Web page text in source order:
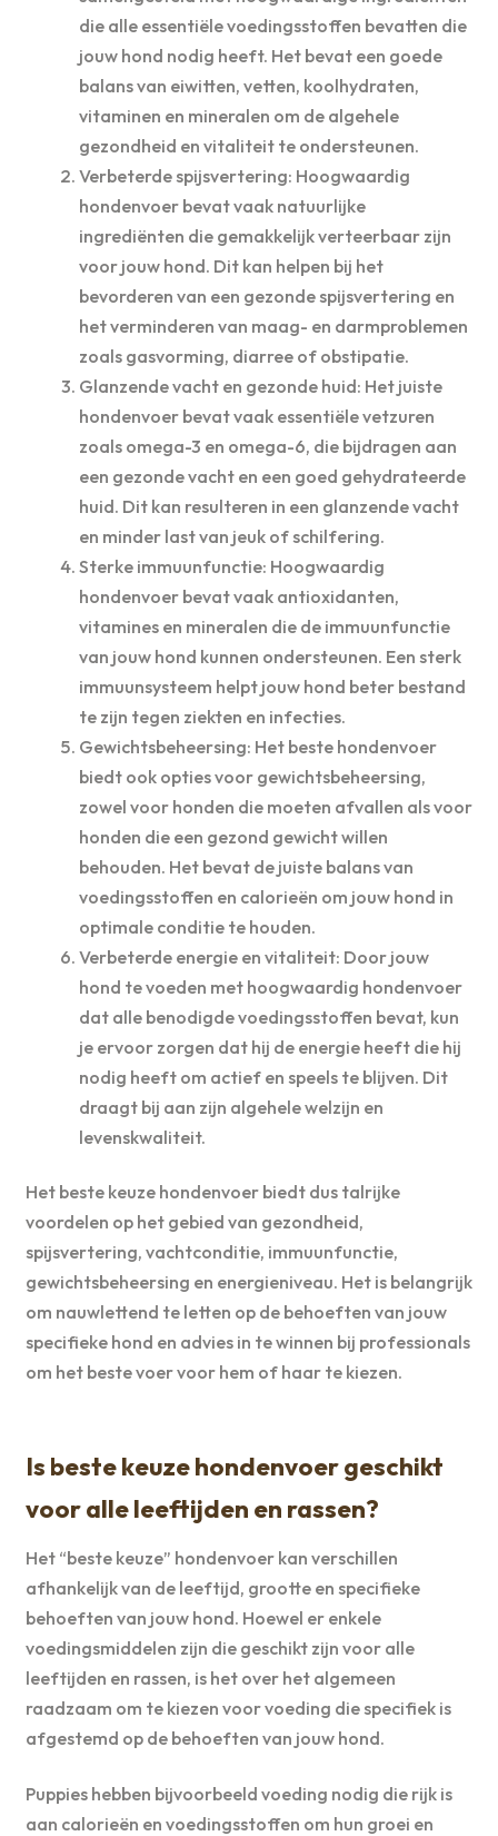
die alle essentiële voedingsstoffen bevatten die
jouw hond nodig heeft. Het bevat een goede
balans van eiwitten, vetten, koolhydraten,
vitaminen en mineralen om de algehele
gezondheid en vitaliteit te ondersteunen.
Verbeterde spijsvertering: Hoogwaardig
hondenvoer bevat vaak natuurlijke
ingrediënten die gemakkelijk verteerbaar zijn
voor jouw hond. Dit kan helpen bij het
bevorderen van een gezonde spijsvertering en
het verminderen van maag- en darmproblemen
zoals gasvorming, diarree of obstipatie.
Glanzende vacht en gezonde huid: Het juiste
hondenvoer bevat vaak essentiële vetzuren
zoals omega-3 en omega-6, die bijdragen aan
een gezonde vacht en een goed gehydrateerde
huid. Dit kan resulteren in een glanzende vacht
en minder last van jeuk of schilfering.
Sterke immuunfunctie: Hoogwaardig
hondenvoer bevat vaak antioxidanten,
vitamines en mineralen die de immuunfunctie
van jouw hond kunnen ondersteunen. Een sterk
immuunsysteem helpt jouw hond beter bestand
te zijn tegen ziekten en infecties.
Gewichtsbeheersing: Het beste hondenvoer
biedt ook opties voor gewichtsbeheersing,
zowel voor honden die moeten afvallen als voor
honden die een gezond gewicht willen
behouden. Het bevat de juiste balans van
voedingsstoffen en calorieën om jouw hond in
optimale conditie te houden.
Verbeterde energie en vitaliteit: Door jouw
hond te voeden met hoogwaardig hondenvoer
dat alle benodigde voedingsstoffen bevat, kun
je ervoor zorgen dat hij de energie heeft die hij
nodig heeft om actief en speels te blijven. Dit
draagt bij aan zijn algehele welzijn en
levenskwaliteit.
Het beste keuze hondenvoer biedt dus talrijke
voordelen op het gebied van gezondheid,
spijsvertering, vachtconditie, immuunfunctie,
gewichtsbeheersing en energieniveau. Het is belangrijk
om nauwlettend te letten op de behoeften van jouw
specifieke hond en advies in te winnen bij professionals
om het beste voer voor hem of haar te kiezen.
Is beste keuze hondenvoer geschikt
voor alle leeftijden en rassen?
Het “beste keuze” hondenvoer kan verschillen
afhankelijk van de leeftijd, grootte en specifieke
behoeften van jouw hond. Hoewel er enkele
voedingsmiddelen zijn die geschikt zijn voor alle
leeftijden en rassen, is het over het algemeen
raadzaam om te kiezen voor voeding die specifiek is
afgestemd op de behoeften van jouw hond.
Puppies hebben bijvoorbeeld voeding nodig die rijk is
aan calorieën en voedingsstoffen om hun groei en